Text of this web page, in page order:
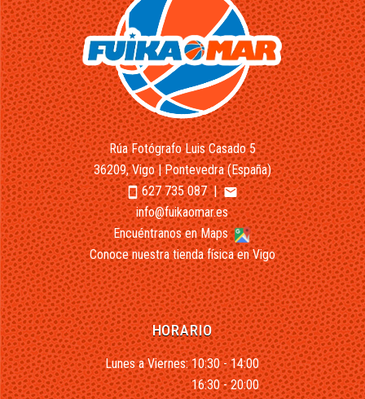
Rúa Fotógrafo Luis Casado 5
36209, Vigo | Pontevedra (España)
smartphone627 735 087|email
info@fuikaomar.es
Encuéntranos en Maps
Conoce nuestra tienda física en Vigo
HORARIO
Lunes a Viernes: 10:30 - 14:00
16:30 - 20:00